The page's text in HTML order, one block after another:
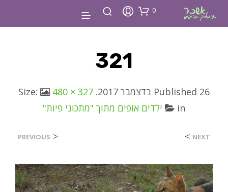
0
321
Published 26 בדצמבר 2017 . Size:
480 × 327
in
ילדים אופים מתוך "מתכוני פיות"
<
PREVIOUS NEXT
>